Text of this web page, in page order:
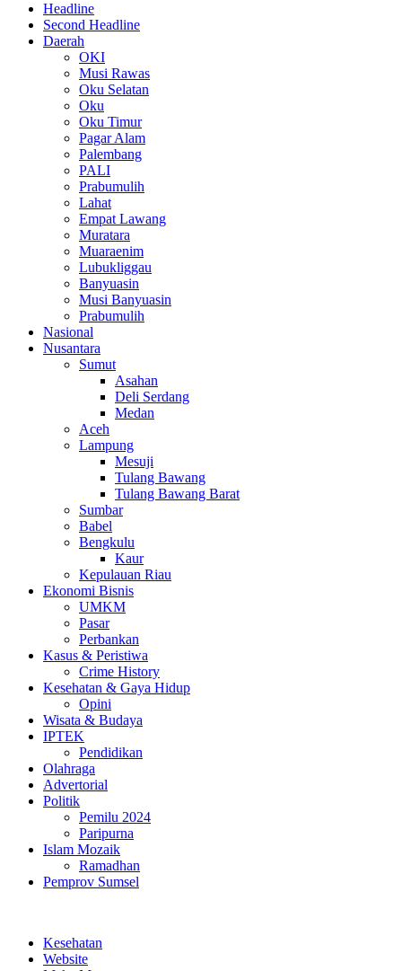
Headline
Second Headline
Daerah
OKI
Musi Rawas
Oku Selatan
Oku
Oku Timur
Pagar Alam
Palembang
PALI
Prabumulih
Lahat
Empat Lawang
Muratara
Muaraenim
Lubukliggau
Banyuasin
Musi Banyuasin
Prabumulih
Nasional
Nusantara
Sumut
Asahan
Deli Serdang
Medan
Aceh
Lampung
Mesuji
Tulang Bawang
Tulang Bawang Barat
Sumbar
Babel
Bengkulu
Kaur
Kepulauan Riau
Ekonomi Bisnis
UMKM
Pasar
Perbankan
Kasus & Peristiwa
Crime History
Kesehatan & Gaya Hidup
Opini
Wisata & Budaya
IPTEK
Pendidikan
Olahraga
Advertorial
Politik
Pemilu 2024
Paripurna
Islam Mozaik
Ramadhan
Pemprov Sumsel
Kesehatan
Website